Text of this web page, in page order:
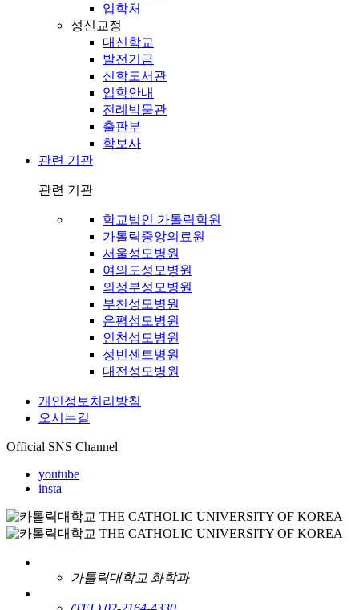
입학처
성신교정
대신학교
발전기금
신학도서관
입학안내
전례박물관
출판부
학보사
관련 기관
관련 기관
학교법인 가톨릭학원
가톨릭중앙의료원
서울성모병원
여의도성모병원
의정부성모병원
부천성모병원
은평성모병원
인천성모병원
성빈센트병원
대전성모병원
개인정보처리방침
오시는길
Official SNS Channel
youtube
insta
가톨릭대학교 화학과